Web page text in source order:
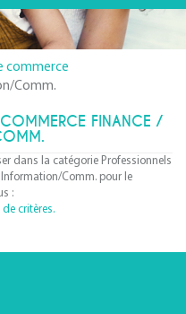
commerce
Comm.
COMMERCE FINANCE /
dans la catégorie Professionnels
Comm. pour le
:
critères.